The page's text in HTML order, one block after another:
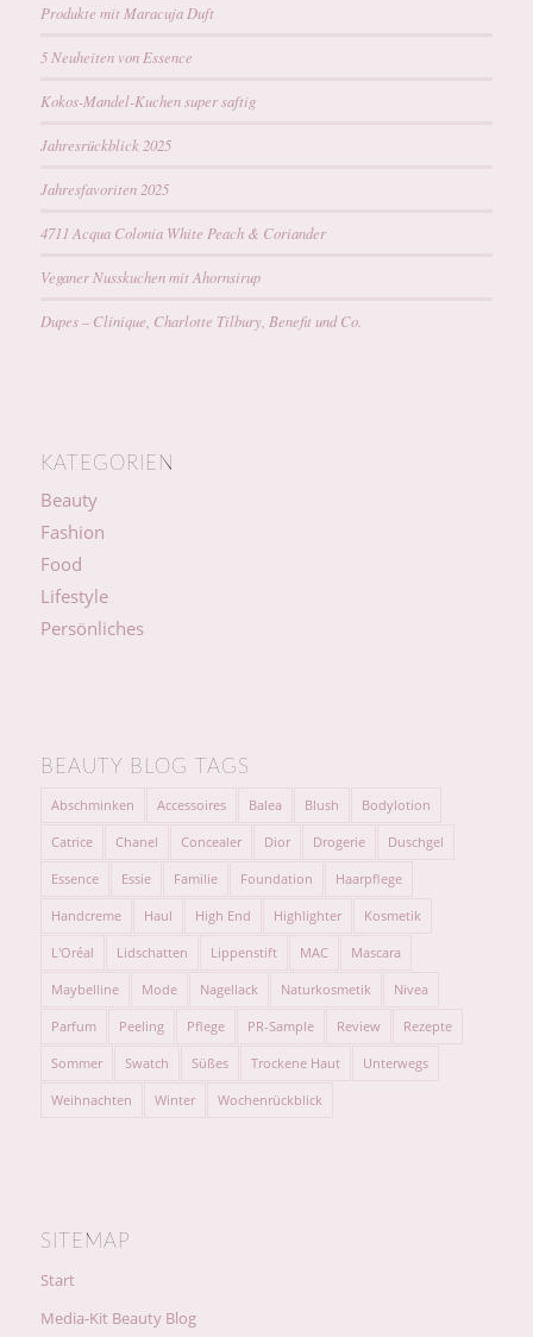
Produkte mit Maracuja Duft
5 Neuheiten von Essence
Kokos-Mandel-Kuchen super saftig
Jahresrückblick 2025
Jahresfavoriten 2025
4711 Acqua Colonia White Peach & Coriander
Veganer Nusskuchen mit Ahornsirup
Dupes – Clinique, Charlotte Tilbury, Benefit und Co.
KATEGORIEN
Beauty
Fashion
Food
Lifestyle
Persönliches
BEAUTY BLOG TAGS
Abschminken Accessoires Balea Blush Bodylotion
Catrice Chanel Concealer Dior Drogerie Duschgel
Essence Essie Familie Foundation Haarpflege
Handcreme Haul High End Highlighter Kosmetik
L'Oréal Lidschatten Lippenstift MAC Mascara
Maybelline Mode Nagellack Naturkosmetik Nivea
Parfum Peeling Pflege PR-Sample Review Rezepte
Sommer Swatch Süßes Trockene Haut Unterwegs
Weihnachten Winter Wochenrückblick
SITEMAP
Start
Media-Kit Beauty Blog